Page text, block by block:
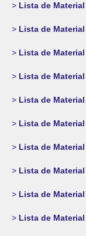
> Lista de
> Lista de
> Lista de
> Lista de
> Lista de Material
> Lista de Material
> Lista de Material
> Lista de Material
> Lista de Material
> Lista de Material